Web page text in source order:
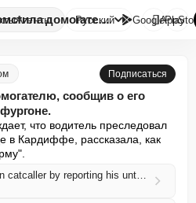
Агенты Женщина отомстила домогателю, ...
Русский GooglePlay

Подписаться
сообщив о его
что водитель преследовал
в Кардиффе, рассказала, как
Woman gets revenge on catcaller by reporting his untaxed van